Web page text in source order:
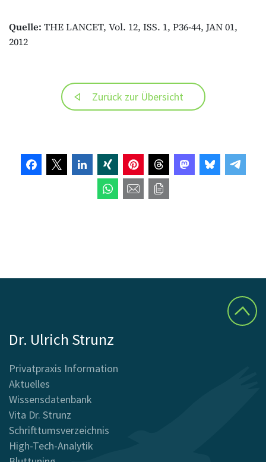
Quelle: THE LANCET, Vol. 12, ISS. 1, P36-44, JAN 01,
2012
Zurück zur Übersicht
Dr. Ulrich Strunz
Privatpraxis Information
Aktuelles
Wissensdatenbank
Vita Dr. Strunz
Schrifttumsverzeichnis
High-Tech-Analytik